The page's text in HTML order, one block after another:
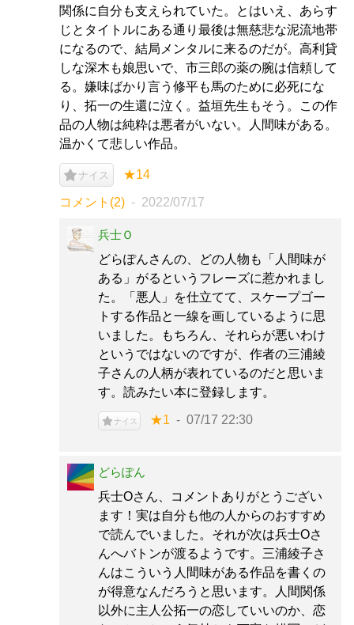
関係に自分も支えられていた。とはいえ、あらす
じとタイトルにある通り最後は無慈悲な泥流地帯
になるので、結局メンタルに来るのだが。高利貸
しな深木も娘思いで、市三郎の薬の腕は信頼して
る。嫌味ばかり言う修平も馬のために必死にな
り、拓一の生還に泣く。益垣先生もそう。この作
品の人物は純粋は悪者がいない。人間味がある。
温かくて悲しい作品。
ナイス ★14
コメント(2) 2022/07/17
兵士Ｏ
どらぽんさんの、どの人物も「人間味が
ある」がるというフレーズに惹かれまし
た。「悪人」を仕立てて、スケープゴー
トする作品と一線を画しているように思
いました。もちろん、それらが悪いわけ
というではないのですが、作者の三浦綾
子さんの人柄が表れているのだと思いま
す。読みたい本に登録します。
ナイス ★1 07/17 22:30
どらぽん
兵士Oさん、コメントありがとうござい
ます！実は自分も他の人からのおすすめ
で読んでいました。それが次は兵士Oさ
んへバトンが渡るようです。三浦綾子さ
んはこういう人間味がある作品を書くの
が得意なんだろうと思います。人間関係
以外に主人公拓一の恋していいのか、恋